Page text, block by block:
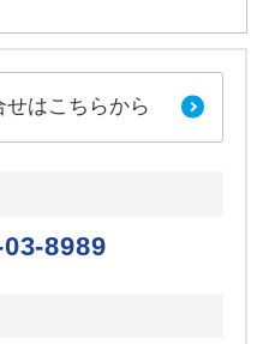
せはこちらから
8989